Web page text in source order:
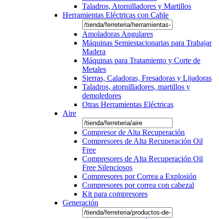
Taladros, Atornilladores y Martillos
Herramientas Eléctricas con Cable
Amoladoras Angulares
Máquinas Semiestacionarias para Trabajar
Madera
Máquinas para Tratamiento y Corte de
Metales
Sierras, Caladoras, Fresadoras y Lijadoras
Taladros, atornilladores, martillos y
demoledores
Otras Herramientas Eléctricas
Aire
Compresor de Alta Recuperación
Compresores de Alta Recuperación Oil
Free
Compresores de Alta Recuperación Oil
Free Silenciosos
Compresores por Correa a Explosión
Compresores por correa con cabezal
Kit para compresores
Generación